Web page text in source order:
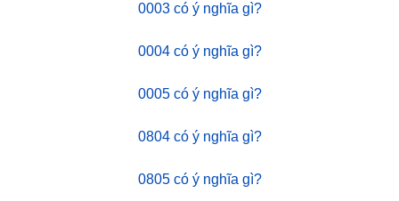
0003 có ý nghĩa gì?
0004 có ý nghĩa gì?
0005 có ý nghĩa gì?
0804 có ý nghĩa gì?
0805 có ý nghĩa gì?